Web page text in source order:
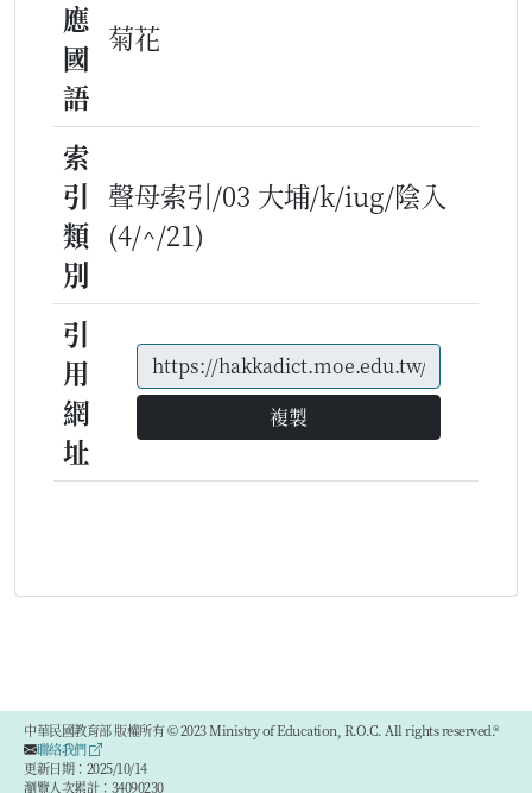
應
國
語
菊花
索
引
類
別
聲母索引/03 大埔/k/iug/陰入
(4/^/21)
引
用
網
址
複製
中華民國教育部 版權所有 © 2023 Ministry of Education, R.O.C. All rights reserved.®
聯絡我們
更新日期：2025/10/14
瀏覽人次累計：34090230